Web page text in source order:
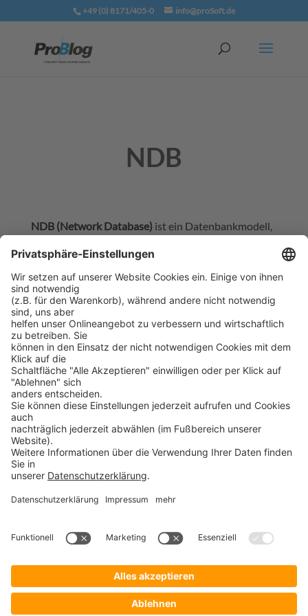
+49 (0) 8171/405-0 info@proSoft.de
NDB
NDB (Network Database) ist ein Datenbankmodell,
organisiert, bei dem Datenobjekte über
Verknüpfungen (Links) miteinander verbunden sind.
Es wird verwendet, um komplexe Beziehungen
zwischen Datenelementen abzubilden.
Merkmale:
Struktur
gespeichert, mit Knoten (Datenobjekten) und
Kanten (Beziehungen).
: Ermöglicht das Speichern von vielen-
zu-vielen-Beziehungen, die in relationalen
Datenbanken schwierig abzubilden sind.
Einsatz
: Häufig in verteilten oder performanten
Speicherung von hierarchischen und vernetzten
Anwendungsbereichen verwendet, in denen
klassische relationale Datenbanken an ihre Grenzen